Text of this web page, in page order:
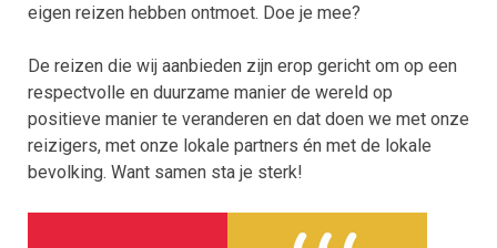
eigen reizen hebben ontmoet. Doe je mee?
De reizen die wij aanbieden zijn erop gericht om op een
respectvolle en duurzame manier de wereld op
positieve manier te veranderen en dat doen we met onze
reizigers, met onze lokale partners én met de lokale
bevolking. Want samen sta je sterk!